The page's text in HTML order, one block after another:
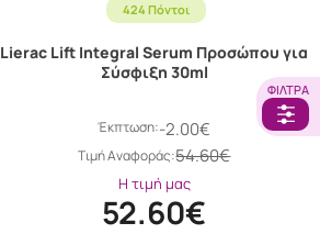
ΦΊΛΤΡΑ
424 Πόντοι
Lierac Lift Integral Serum Προσώπου για
Σύσφιξη 30ml
Έκπτωση:-2.00€
Tιμή Αναφοράς:54.60€
Η τιμή μας
52.60€